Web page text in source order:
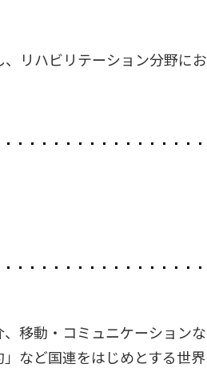
リハビリテーション分野にお
移動・コミュニケーションな
など国連をはじめとする世界